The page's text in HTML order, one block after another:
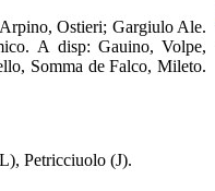
Ostieri; Gargiulo Ale.
A disp: Gauino, Volpe,
Somma de Falco, Mileto.
Petricciuolo (J).